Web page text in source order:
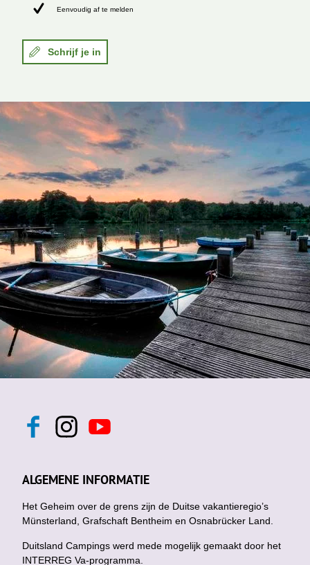
Eenvoudig af te melden
Schrijf je in
F
b
o
k
I
n
a
g
a
m
Y
o
u
b
ALGEMENE INFORMATIE
Het Geheim over de grens zijn de Duitse vakantieregio’s
Münsterland, Grafschaft Bentheim en Osnabrücker Land.
Duitsland Campings werd mede mogelijk gemaakt door het
INTERREG Va-programma.